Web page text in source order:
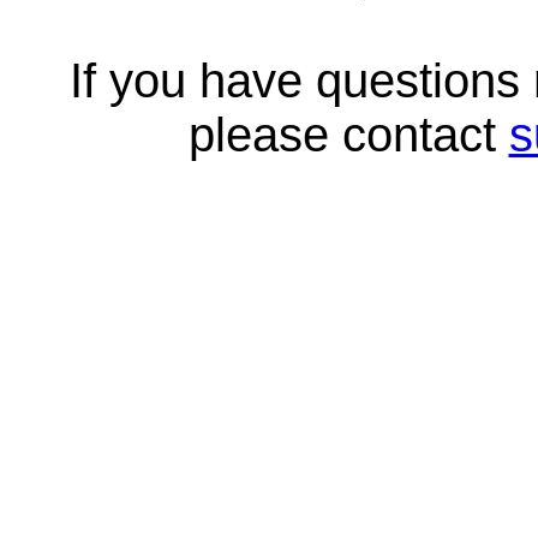
If you have
please contact